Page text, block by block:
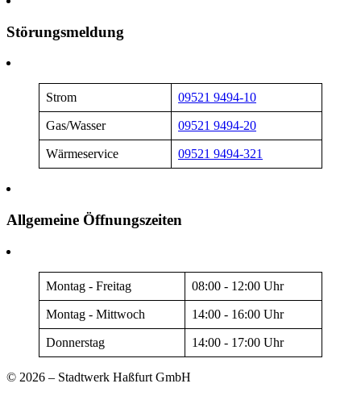
Störungsmeldung
Strom 09521 9494-10
Gas/Wasser 09521 9494-20
Wärmeservice 09521 9494-321
Allgemeine Öffnungszeiten
Montag - Freitag 08:00 - 12:00 Uhr
Montag - Mittwoch 14:00 - 16:00 Uhr
Donnerstag 14:00 - 17:00 Uhr
© 2026 – Stadtwerk Haßfurt GmbH